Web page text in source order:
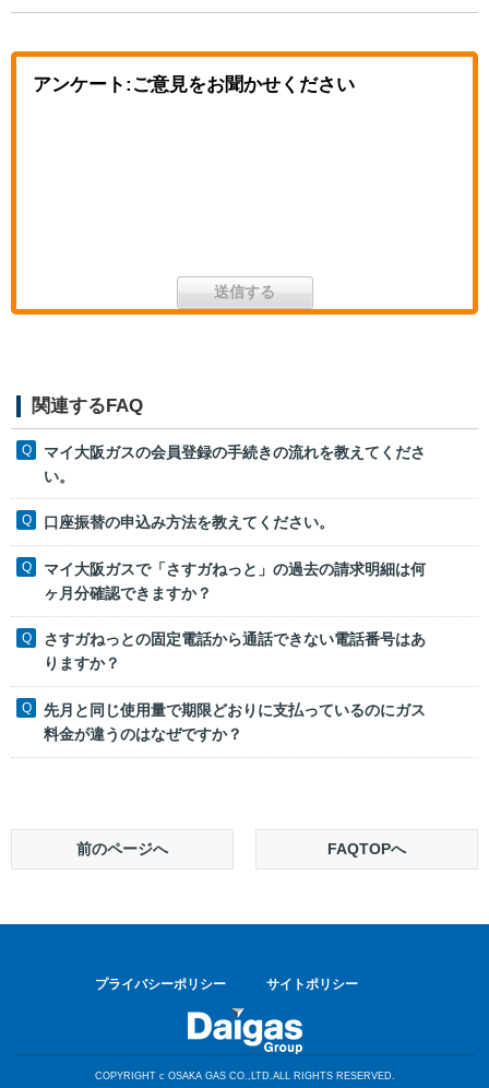
アンケート:ご意見をお聞かせください
関連するFAQ
マイ大阪ガスの会員登録の手続きの流れを教えてくださ
い。
口座振替の申込み方法を教えてください。
マイ大阪ガスで「さすガねっと」の過去の請求明細は何
ヶ月分確認できますか？
さすガねっとの固定電話から通話できない電話番号はあ
りますか？
先月と同じ使用量で期限どおりに支払っているのにガス
料金が違うのはなぜですか？
前のページへ FAQTOPへ
プライバシーポリシー サイトポリシー
COPYRIGHT c OSAKA GAS CO.,LTD.ALL RIGHTS RESERVED.